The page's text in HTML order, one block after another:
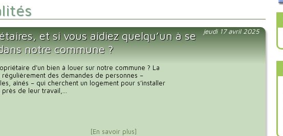
jeudi 17 avril 2025
et si vous aidiez quelqu’un à se
notre commune ?
d’un bien à louer sur notre commune ? La
des demandes de personnes –
aînés – qui cherchent un logement pour s’installer
de leur travail,...
[En savoir plus]